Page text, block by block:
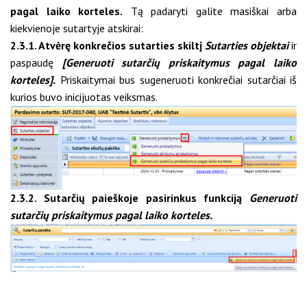
pagal laiko korteles. Tą padaryti galite masiškai arba
kiekvienoje sutartyje atskirai:
2.3.1. Atvėrę konkrečios sutarties skiltį Sutarties objektaiir
paspaudę [Generuoti sutarčių priskaitymus pagal laiko
korteles]. Priskaitymai bus sugeneruoti konkrečiai sutarčiai iš
kurios buvo inicijuotas veiksmas.
2.3.2. Sutarčių paieškoje pasirinkus funkciją Generuoti
sutarčių priskaitymus pagal laiko korteles.